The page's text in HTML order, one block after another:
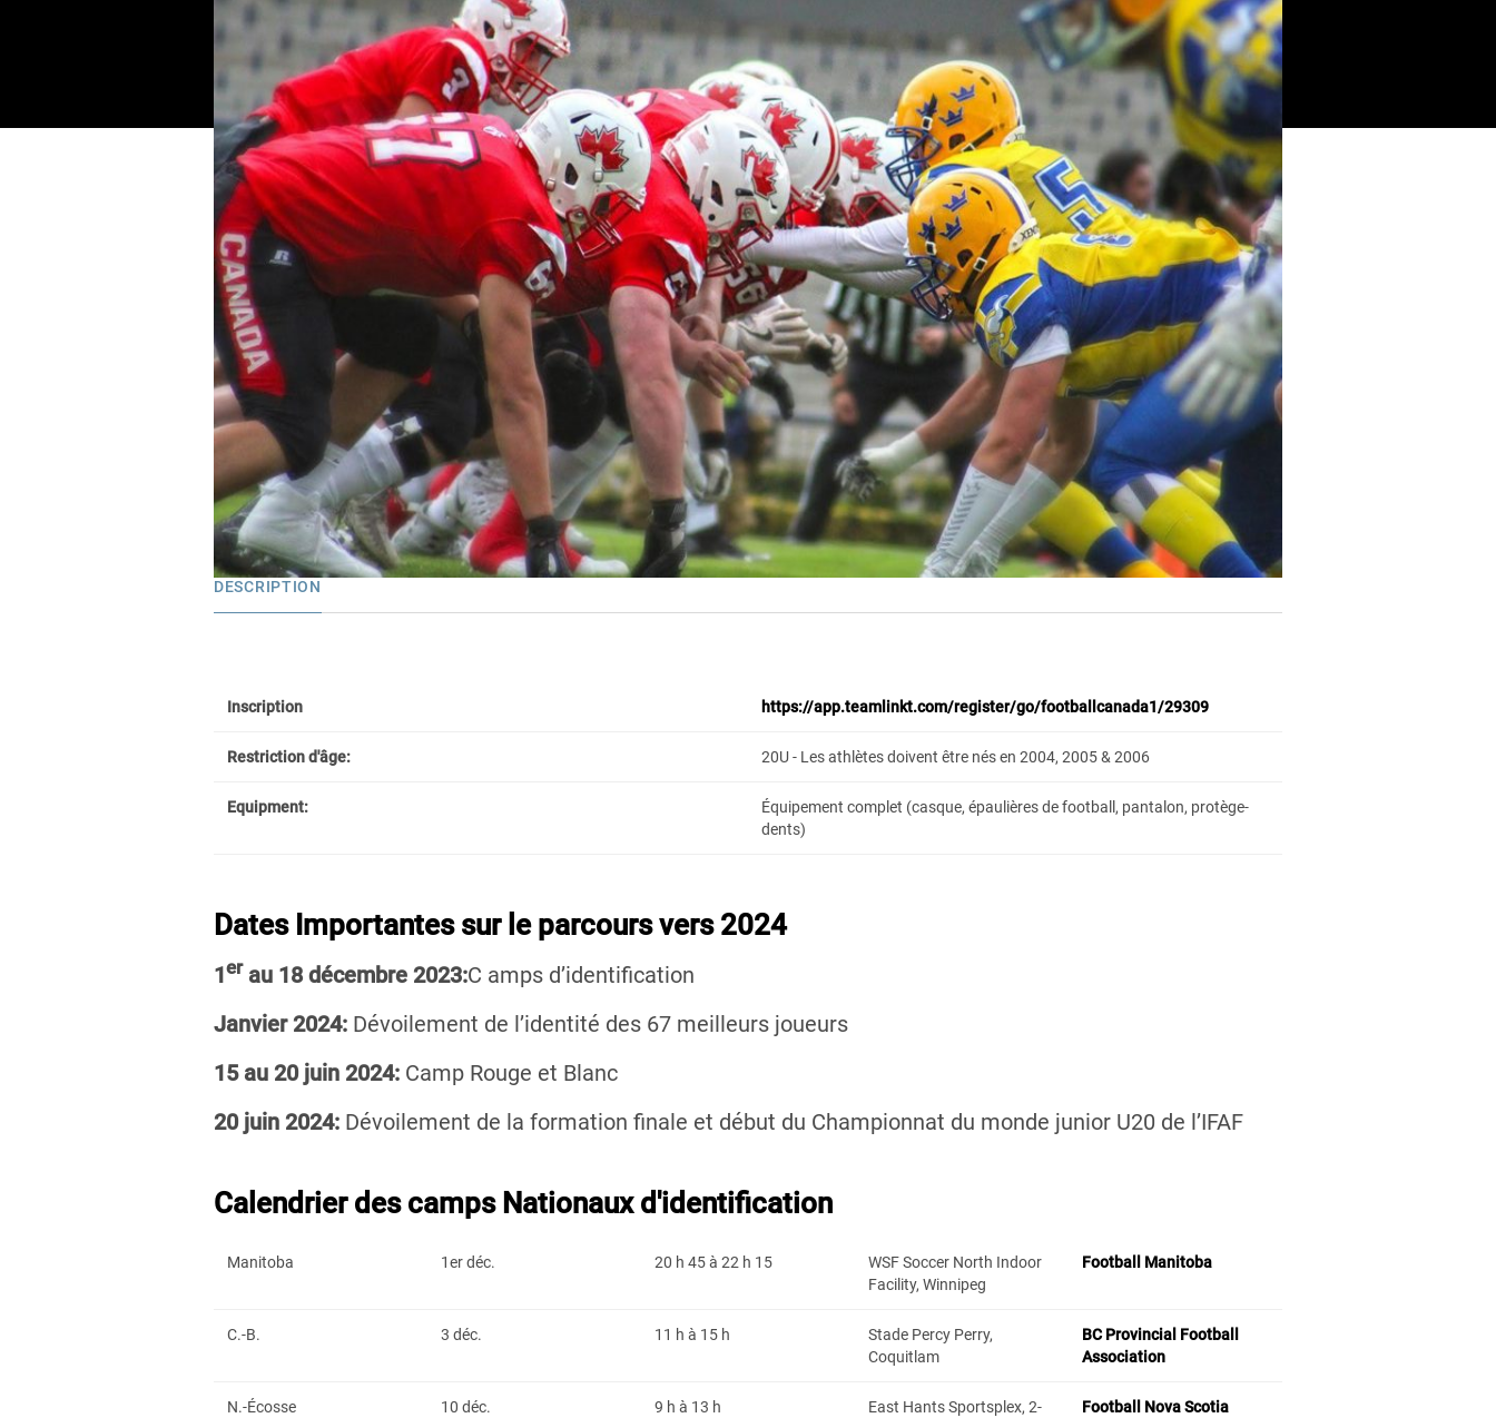
DESCRIPTION
Inscription https://app.teamlinkt.com/register/go/footballcanada1/29309
Restriction d'âge: 20U - Les athlètes doivent être nés en 2004, 2005 & 2006
Equipment:
Équipement complet (casque, épaulières de football, pantalon, protège-
dents)
Dates Importantes sur le parcours vers 2024
1erau 18 décembre 2023:C amps d’identification
Janvier 2024: Dévoilement de l’identité des 67 meilleurs joueurs
15 au 20 juin 2024: Camp Rouge et Blanc
20 juin 2024: Dévoilement de la formation finale et début du Championnat du monde junior U20 de l’IFAF
Calendrier des camps Nationaux d'identification
Manitoba 1er déc. 20 h 45 à 22 h 15
WSF Soccer North Indoor
Facility, Winnipeg
Football Manitoba
C.-B. 3 déc. 11 h à 15 h
Stade Percy Perry,
Coquitlam
BC Provincial Football
Association
N.-Écosse 10 déc. 9 h à 13 h
East Hants Sportsplex, 2-
Football Nova Scotia